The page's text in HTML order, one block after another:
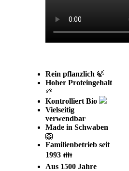
Rein pflanzlich 🍃
Hoher Proteingehalt
🌱
Kontrolliert Bio
Vielseitig
verwendbar
Made in Schwaben
🦁
Familienbetrieb seit
1993 👪
Aus 1500 Jahre